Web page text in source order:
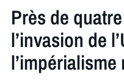
Près de
l’invasion de
l’impérialisme